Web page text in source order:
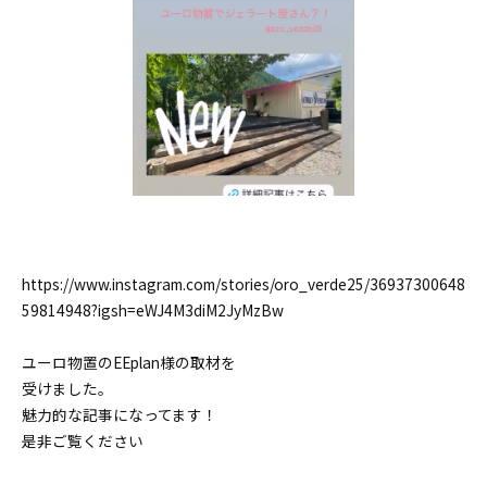
https://www.instagram.com/stories/oro_verde25/36937300648
59814948?igsh=eWJ4M3diM2JyMzBw
ユーロ物置のEEplan様の取材を
受けました。
魅力的な記事になってます！
是非ご覧ください